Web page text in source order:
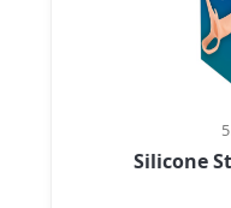
Silicone